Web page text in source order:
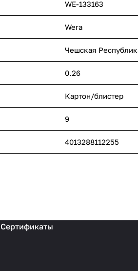
WE-133163
Wera
Чешская
0.26
Картон/блистер
9
4013288112255
Сертификаты